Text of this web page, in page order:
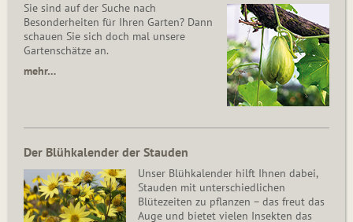
Sie sind auf der Suche nach
Besonderheiten für Ihren Garten? Dann
schauen Sie sich doch mal unsere
Gartenschätze an.
mehr…
Der Blühkalender der Stauden
Unser Blühkalender hilft Ihnen dabei,
Stauden mit unterschiedlichen
Blütezeiten zu pflanzen – das freut das
Auge und bietet vielen Insekten das